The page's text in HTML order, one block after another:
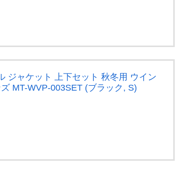
ジャケット 上下セット 秋冬用 ウイン
MT-WVP-003SET (ブラック, S)